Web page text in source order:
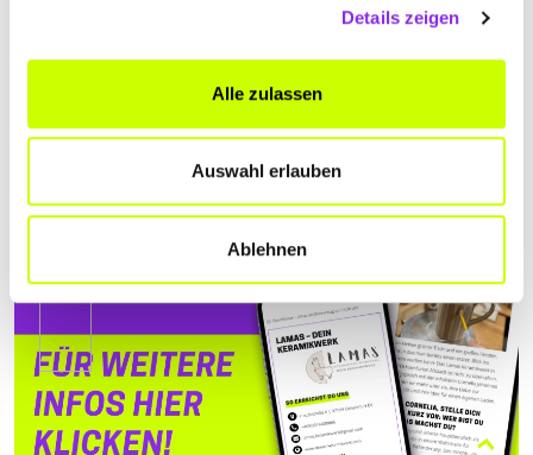
Details zeigen
Alle zulassen
Auswahl erlauben
Ablehnen